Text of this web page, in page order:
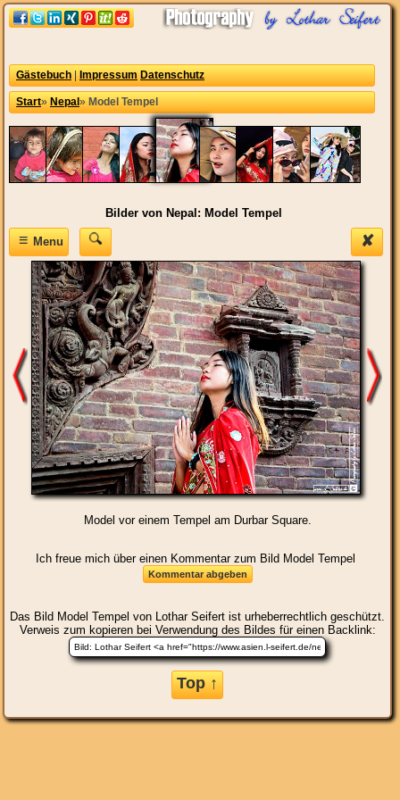
Gästebuch Impressum Datenschutz
Start» Nepal » Model Tempel
Bilder von Nepal: Model Tempel
✘
≡Menu
Model vor einem Tempel am Durbar Square.
Ich freue mich über einen Kommentar zum Bild Model Tempel
Das Bild Model Tempel von Lothar Seifert ist urheberrechtlich geschützt.
Verweis zum kopieren bei Verwendung des Bildes für einen Backlink:
Top ↑